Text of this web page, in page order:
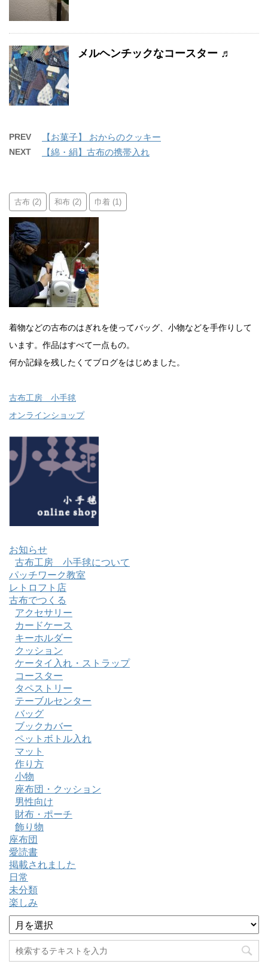
メルヘンチックなコースター ♬
PREV 【お菓子】 おからのクッキー
NEXT 【綿・絹】古布の携帯入れ
古布 (2) 和布 (2) 巾着 (1)
着物などの古布のはぎれを使ってバッグ、小物などを手作りして
います。作品はすべて一点もの。
何か記録を残したくてブログをはじめました。
古布工房 小手毬
オンラインショップ
お知らせ
古布工房 小手毬について
パッチワーク教室
レトロフト店
古布でつくる
アクセサリー
カードケース
キーホルダー
クッション
ケータイ入れ・ストラップ
コースター
タペストリー
テーブルセンター
バッグ
ブックカバー
ペットボトル入れ
マット
作り方
小物
座布団・クッション
男性向け
財布・ポーチ
飾り物
座布団
愛読書
掲載されました
日常
未分類
楽しみ
ア
ー
カ
イ